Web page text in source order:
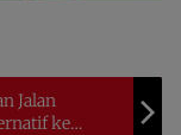
Jalan
ke